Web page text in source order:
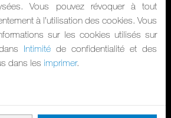
Vous pouvez révoquer à tout
à l’utilisation des cookies. Vous
sur les cookies utilisés sur
Intimité de confidentialité et des
dans les imprimer.